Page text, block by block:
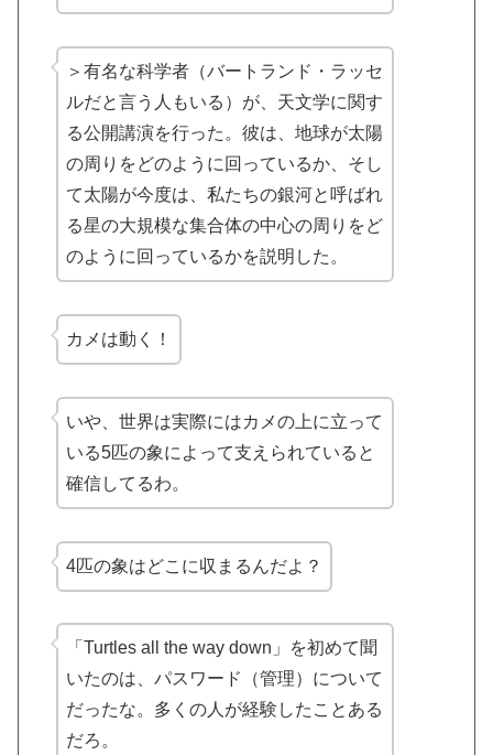
＞有名な科学者（バートランド・ラッセ
ルだと言う人もいる）が、天文学に関す
る公開講演を行った。彼は、地球が太陽
の周りをどのように回っているか、そし
て太陽が今度は、私たちの銀河と呼ばれ
る星の大規模な集合体の中心の周りをど
のように回っているかを説明した。
カメは動く ！
いや、世界は実際にはカメの上に立って
いる5匹の象によって支えられていると
確信してるわ。
4匹の象はどこに収まるんだよ？
「Turtles all the way down」を初めて聞
いたのは、パスワード（管理）について
だったな。多くの人が経験したことある
だろ。